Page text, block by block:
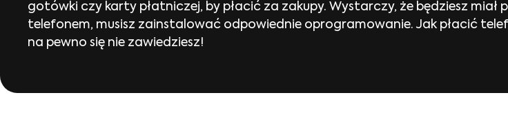
gotówki czy karty płatniczej, by płacić za zakupy. Wystarczy, że będziesz
telefonem, musisz zainstalować odpowiednie oprogramowanie. Jak płacić
na pewno się nie zawiedziesz!